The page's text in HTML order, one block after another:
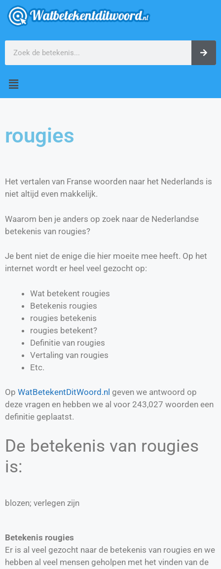
rougies
Het vertalen van Franse woorden naar het Nederlands is
niet altijd even makkelijk.
Waarom ben je anders op zoek naar de Nederlandse
betekenis van rougies?
Je bent niet de enige die hier moeite mee heeft. Op het
internet wordt er heel veel gezocht op:
Wat betekent rougies
Betekenis rougies
rougies betekenis
rougies betekent?
Definitie van rougies
Vertaling van rougies
Etc.
Op WatBetekentDitWoord.nl geven we antwoord op
deze vragen en hebben we al voor 243,027 woorden een
definitie geplaatst.
De betekenis van rougies
is:
blozen; verlegen zijn
Betekenis rougies
Er is al veel gezocht naar de betekenis van rougies en we
hebben al veel mensen geholpen met het vinden van de